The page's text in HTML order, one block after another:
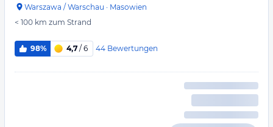
Warszawa / Warschau · Masowien
< 100 km zum Strand
98% 4,7 / 6 44 Bewertungen